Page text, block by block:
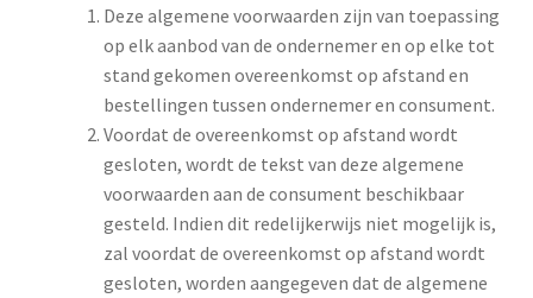
Deze algemene voorwaarden zijn van toepassing
op elk aanbod van de ondernemer en op elke tot
stand gekomen overeenkomst op afstand en
bestellingen tussen ondernemer en consument.
Voordat de overeenkomst op afstand wordt
gesloten, wordt de tekst van deze algemene
voorwaarden aan de consument beschikbaar
gesteld. Indien dit redelijkerwijs niet mogelijk is,
zal voordat de overeenkomst op afstand wordt
gesloten, worden aangegeven dat de algemene